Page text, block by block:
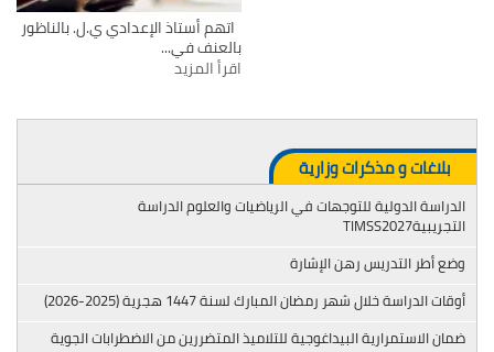
اتهم أستاذ الإعدادي ي.ل. بالناظور
بالعنف في...
اقرأ المزيد
بلاغات و مذكرات وزارية
الدراسة الدولية للتوجهات في الرياضيات والعلوم الدراسة
التجريبيةTIMSS2027
وضع أطر التدريس رهن الإشارة
أوقات الدراسة خلال شهر رمضان المبارك لسنة 1447 هجرية (2025-2026)
ضمان الاستمرارية البيداغوجية للتلاميذ المتضررين من الاضطرابات الجوية